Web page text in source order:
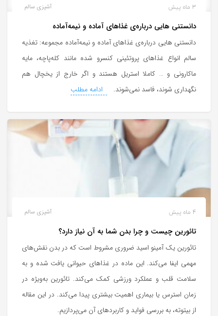
آشپزی سالم 3 ماه پیش
دانستنی هایی درباره‌ی غذاهای آماده و نیمه‌آماده
دانستنی هایی درباره‌ی غذاهای آماده و نیمه‌آماده مجموعه: تغذیه
سالم انواع غذاهای پروتئینی کنسرو شده مانند کله‌پاچه، مایه
ماکارونی و … کاملا استریل هستند و اگر خارج از یخچال هم
نگهداری شوند، فاسد نمی‌شوند.
ادامه مطلب
آشپزی سالم 4 ماه پیش
تائورین چیست و چرا بدن شما به آن نیاز دارد؟
تائورین یک آمینو اسید ضروری مشروط است که در بدن نقش‌های
مهمی ایفا می‌کند. این ماده در غذاهای حیوانی یافت شده و به
سلامت قلب و عملکرد ورزشی کمک می‌کند. تائورین به‌ویژه در
زمان استرس یا بیماری اهمیت بیشتری پیدا می‌کند. در این مقاله
از بیتوته، به بررسی فواید و کاربردهای آن می‌پردازیم.